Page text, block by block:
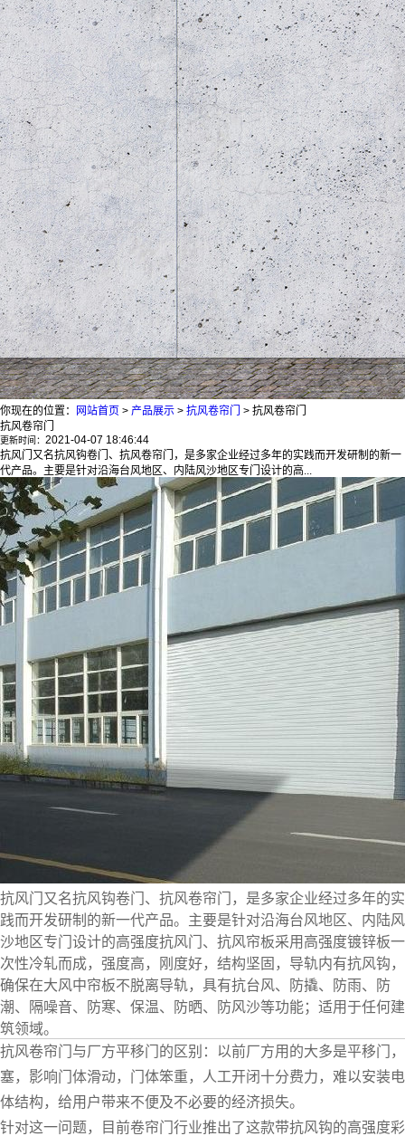
你现在的位置： 网站首页 > 产品展示 > 抗风卷帘门 > 抗风卷帘门
抗风卷帘门
更新时间： 2021-04-07 18:46:44
抗风门又名抗风钩卷门、抗风卷帘门，是多家企业经过多年的实践而开发研制的新一
代产品。主要是针对沿海台风地区、内陆风沙地区专门设计的高...
抗风门又名抗风钩卷门、抗风卷帘门，是多家企业经过多年的实
践而开发研制的新一代产品。主要是针对沿海台风地区、内陆风
沙地区专门设计的高强度抗风门、抗风帘板采用高强度镀锌板一
次性冷轧而成，强度高，刚度好，结构坚固，导轨内有抗风钩，
确保在大风中帘板不脱离导轨，具有抗台风、防撬、防雨、防
潮、隔噪音、防寒、保温、防晒、防风沙等功能；适用于任何建
筑领域。
抗风卷帘门与厂方平移门的区别：以前厂方用的大多是平移门
塞，影响门体滑动，门体笨重，人工开闭十分费力，难以安装
体结构，给用户带来不便及不必要的经济损失。
针对这一问题，目前卷帘门行业推出了这款带抗风钩的高强度